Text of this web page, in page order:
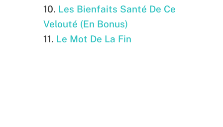
Les Bienfaits Santé De Ce
Velouté (En Bonus)
Le Mot De La Fin